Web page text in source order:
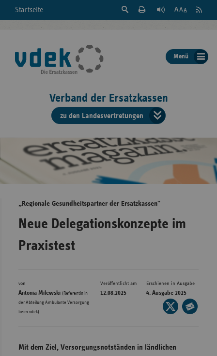
Startseite
Suche
der
Seite
Feed
Menü
Verband der Ersatzkassen
zu den Landesvertretungen
der
Hessen
„Regionale Gesundheitspartner der Ersatzkassen"
Neue Delegationskonzepte im
Praxistest
von
Antonia Milewski (Referentin in
der Abteilung Ambulante Versorgung
beim vdek)
Veröffentlicht am
12.08.2025
Erschienen in Ausgabe
4. Ausgabe 2025
Seite
auf
Mit dem Ziel, Versorgungsnotständen in ländlichen